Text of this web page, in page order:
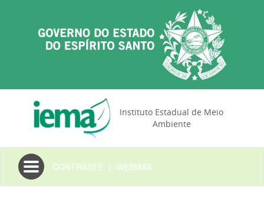
Instituto Estadual de Meio
Ambiente
Toggle
navigation
CONTRASTE | WEBMAIL